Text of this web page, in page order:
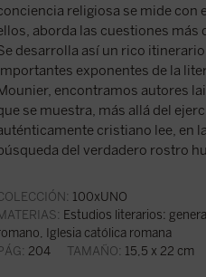
religiosa se mide con
aborda las cuestiones más
desarrolla así un rico
exponentes de la
encontramos autores
se muestra, más allá del
cristiano lee, en
del verdadero rostro
100xUNO
Estudios literarios:
Iglesia católica romana
204 TAMAÑO: 15,5 x 22 cm